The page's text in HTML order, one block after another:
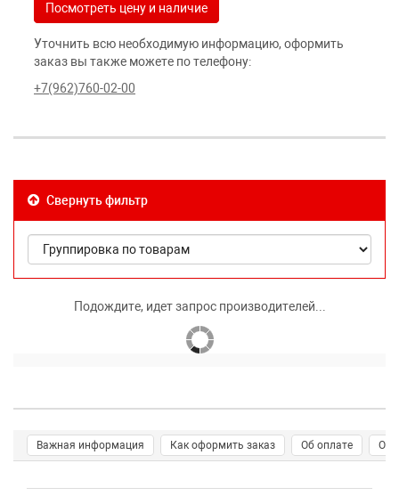
Посмотреть цену и наличие
Уточнить всю необходимую информацию, оформить
заказ вы также можете по телефону:
+7(962)760-02-00
Свернуть фильтр
Подождите, идет запрос производителей...
Важная информация Как оформить заказ Об оплате О